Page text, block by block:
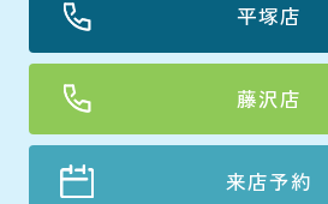
平塚店
藤沢店
来店予約